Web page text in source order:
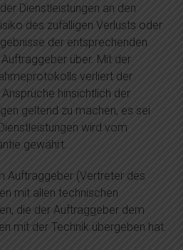
Dienstleistungen an den
des zufälligen Verlusts oder
der entsprechenden
über. Mit der
verliert der
hinsichtlich der
geltend zu machen, es sei
wird vom
gewährt.
Auftraggeber (Vertreter des
mit allen technischen
die der Auftraggeber dem
mit der Technik übergeben hat.